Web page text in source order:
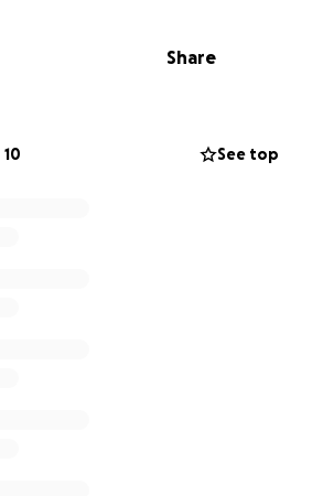
como una manzana, empecé a
medicamentos y he recibido
dejar de comer bien y de
Share
10 See top